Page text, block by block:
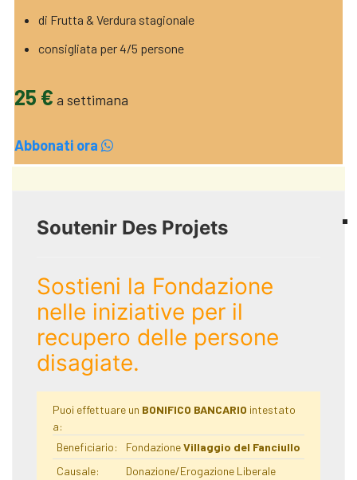
di Frutta & Verdura stagionale
consigliata per 4/5 persone
25 € a settimana
Abbonati ora
Soutenir Des Projets
Sostieni la Fondazione
nelle iniziative per il
recupero delle persone
disagiate.
Puoi effettuare un BONIFICO BANCARIO intestato
a:
Beneficiario:
FondazioneVillaggio del Fanciullo
Causale:
Donazione/Erogazione Liberale